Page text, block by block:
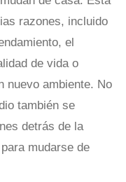
razones, incluido
el
de vida o
nuevo ambiente. No
también se
detrás de la
mudarse de